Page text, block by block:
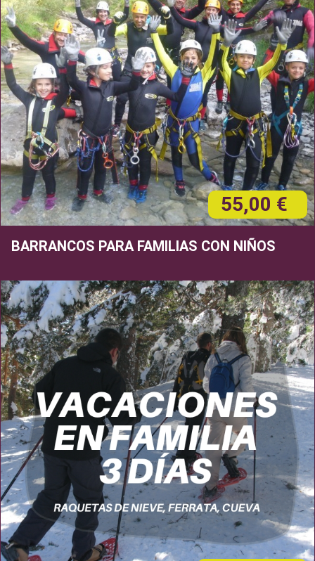
55,00 €
BARRANCOS PARA FAMILIAS CON NIÑOS